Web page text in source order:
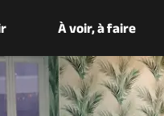
À voir, à faire